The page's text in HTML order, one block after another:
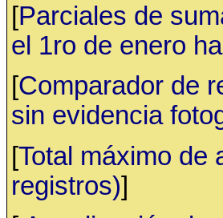
[Parciales de
el 1ro de enero
[Comparador de
sin evidencia
[Total máximo de
registros)]